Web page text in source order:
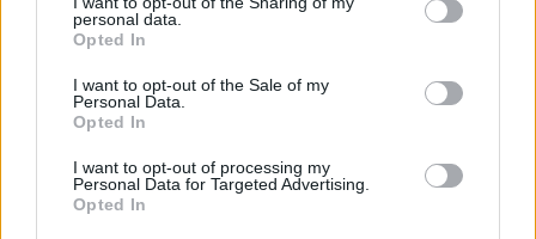
personal data.
Opted In
I want to opt-out of the Sale of my
Personal Data.
Opted In
I want to opt-out of processing my
Personal Data for Targeted Advertising.
Opted In